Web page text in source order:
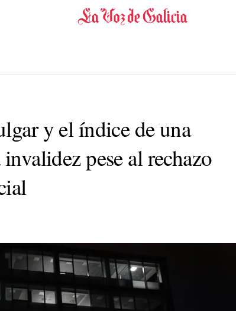
y el índice de una
pese al rechazo